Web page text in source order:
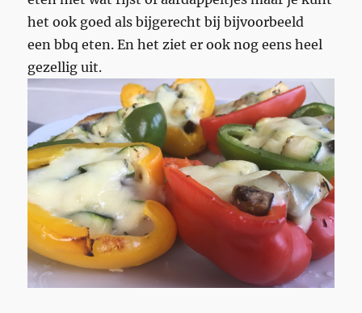
het ook goed als bijgerecht bij bijvoorbeeld
een bbq eten. En het ziet er ook nog eens heel
gezellig uit.